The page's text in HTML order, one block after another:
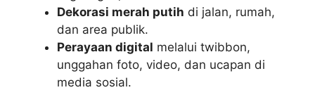
Dekorasi merah putih di jalan, rumah,
dan area publik.
Perayaan digital melalui twibbon,
unggahan foto, video, dan ucapan di
media sosial.